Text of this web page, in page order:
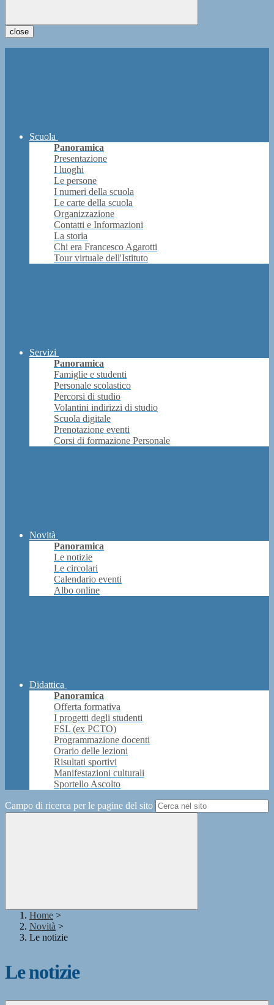
close
Scuola
Panoramica
Presentazione
I luoghi
Le persone
I numeri della scuola
Le carte della scuola
Organizzazione
Contatti e Informazioni
La storia
Chi era Francesco Agarotti
Tour virtuale dell'Istituto
Servizi
Panoramica
Famiglie e studenti
Personale scolastico
Percorsi di studio
Volantini indirizzi di studio
Scuola digitale
Prenotazione eventi
Corsi di formazione Personale
Novità
Panoramica
Le notizie
Le circolari
Calendario eventi
Albo online
Didattica
Panoramica
Offerta formativa
I progetti degli studenti
FSL (ex PCTO)
Programmazione docenti
Orario delle lezioni
Risultati sportivi
Manifestazioni culturali
Sportello Ascolto
Campo di ricerca per le pagine del sito
Home >
Novità >
Le notizie
Le notizie